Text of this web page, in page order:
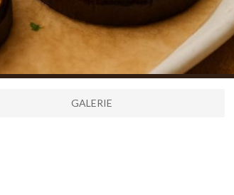
GALERIE